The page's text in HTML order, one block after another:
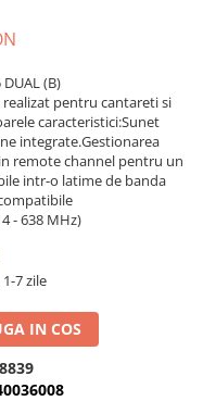
(B)
realizat pentru cantareti si
caracteristici:Sunet
integrate.Gestionarea
remote channel pentru un
intr-o latime de banda
- 638 MHz)
1-7 zile
IN COS